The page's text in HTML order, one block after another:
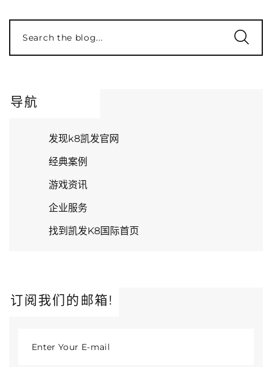
Search the blog...
导航
发现k8凯发官网
经典案例
游戏资讯
企业服务
找到凯发K8国际首页
订阅我们的邮箱!
Enter Your E-mail